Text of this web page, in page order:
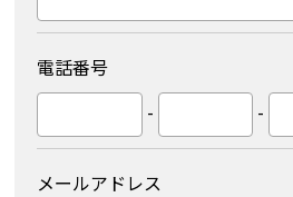
電話番号
- -
メールアドレス